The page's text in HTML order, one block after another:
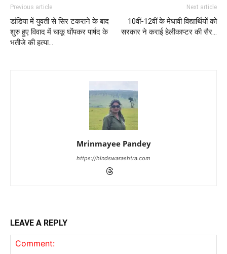
Previous article
डांडिया में युवती से सिर टकराने के बाद
शुरु हुए विवाद में चाकू घोंपकर पार्षद के
भतीजे की हत्या…
Next article
10वीं-12वीं के मेधावी विद्यार्थियों को
सरकार ने कराई हेलीकाप्टर की सैर…
Mrinmayee Pandey
https://hindswarashtra.com
LEAVE A REPLY